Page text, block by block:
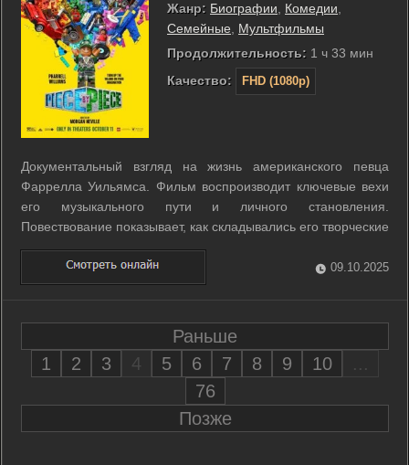
Жанр: Биографии, Комедии,
Семейные, Мультфильмы
Продолжительность: 1 ч 33 мин
Качество:
FHD (1080p)
Документальный взгляд на жизнь американского певца
Фаррелла Уильямса. Фильм воспроизводит ключевые вехи
его музыкального пути и личного становления.
Повествование показывает, как складывались его творческие
приоритеты и влияние на музыку, не раскрывая подробных
поворотных моментов. ...
09.10.2025
Раньше
1
2 3 4 5 6 7 8 9 10
...
76
Позже